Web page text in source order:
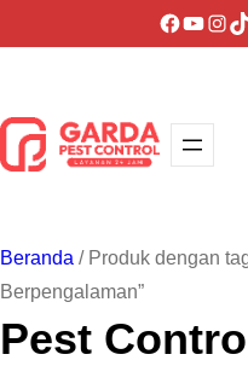
ke
Facebook
Beranda / Produk dengan
Berpengalaman”
Pest